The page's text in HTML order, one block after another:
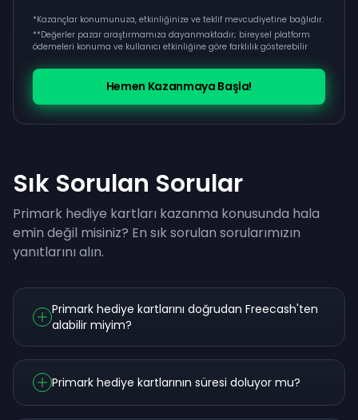
*Kazançlar konumunuza, etkinliğinize ve teklif mevcudiyetine bağlıdır.
**Değerler pazar araştırmamıza dayanmaktadır; bireysel platform
ödemeleri konuma ve kullanıcı etkinliğine göre farklılık gösterebilir
Hemen Kazanmaya Başla!
Sık Sorulan Sorular
Primark hediye kartları kazanma konusunda hala
emin değil misiniz? En sık sorulan sorularımızın
yanıtlarını alın.
Primark hediye kartlarını doğrudan Freecash'ten
alabilir miyim?
Primark hediye kartlarının süresi doluyor mu?